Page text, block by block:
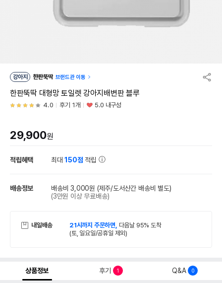
강아지 한판뚝딱 브랜드관 이동
한판뚝딱 대형망 토일렛 강아지배변판 블루
4.0 후기 1개 5.0 내구성
29,900원
적립혜택 최대150점 적립
배송정보 배송비 3,000원 (제주/도서산간 배송비 별도)
(3만원 이상 무료배송)
내일배송 21시까지 주문하면, 다음날 95% 도착
(토, 일요일/공휴일 제외)
상품정보 후기 1 Q&A 0